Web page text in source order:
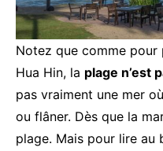
Notez que comme pour
Hua Hin, la plage n’est
pas vraiment une mer
ou flâner. Dès que la
plage. Mais pour lire au